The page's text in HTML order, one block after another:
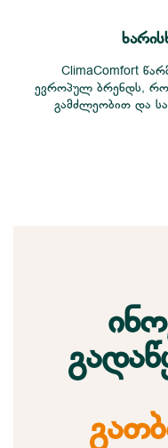
ClimaComfort
ევროპულ ბრენდს,
გამძლეობით და